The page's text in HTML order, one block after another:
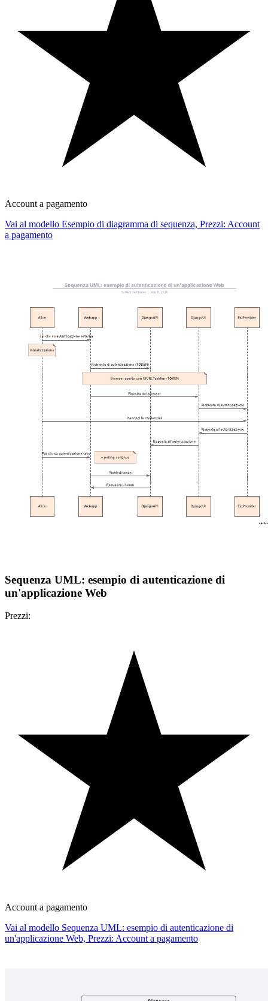
Account a pagamento
Vai al modello Esempio di diagramma di sequenza, Prezzi: Account
a pagamento
Sequenza UML: esempio di autenticazione di
un'applicazione Web
Prezzi:
Account a pagamento
Vai al modello Sequenza UML: esempio di autenticazione di
un'applicazione Web, Prezzi: Account a pagamento